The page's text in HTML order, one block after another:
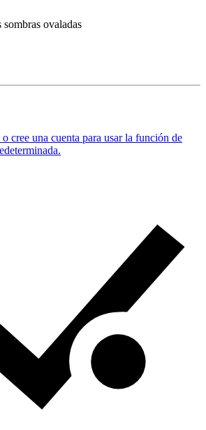
sombras ovaladas
cree una cuenta para usar la función de